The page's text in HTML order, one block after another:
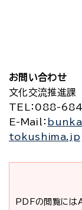
お問い合わせ
文化交流推進課
TEL
：088-
E-Mail
：
tokushima.jp
PDFの閲覧には